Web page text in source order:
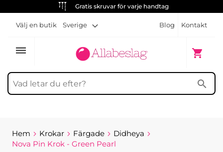
Gratis skruvar för varje handtag
Blog Kontakt
Välj en butik Sverige
dehaze shopping_cart
Min
search
Hem Krokar Färgade
Didheya
Nova Pin Krok - Green Pearl